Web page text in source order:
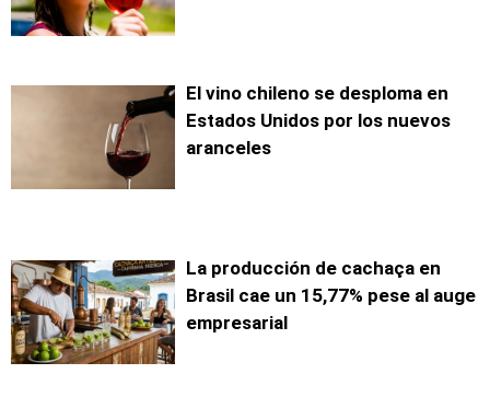
El vino chileno se desploma en
Estados Unidos por los nuevos
aranceles
La producción de cachaça en
Brasil cae un 15,77% pese al auge
empresarial